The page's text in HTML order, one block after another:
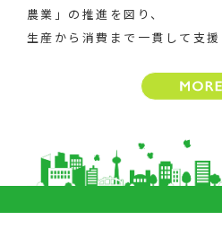
農業」の推進を図り、
生産から消費まで一貫して支援